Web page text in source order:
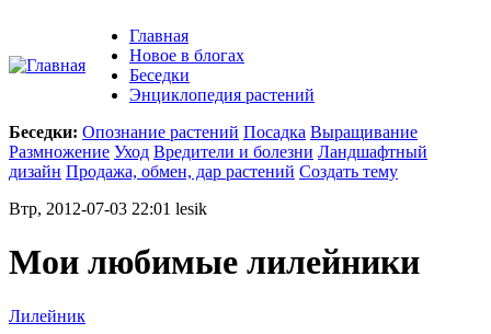
Главная
Новое в блогах
Беседки
Энциклопедия растений
Беседки: Опознание растений Посадка Выращивание
Размножение Уход Вредители и болезни Ландшафтный
дизайн Продажа, обмен, дар растений Создать тему
Втр, 2012-07-03 22:01 lesik
Мои любимые лилейники
Лилейник